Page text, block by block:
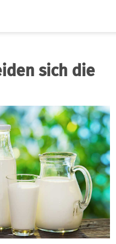
sich die